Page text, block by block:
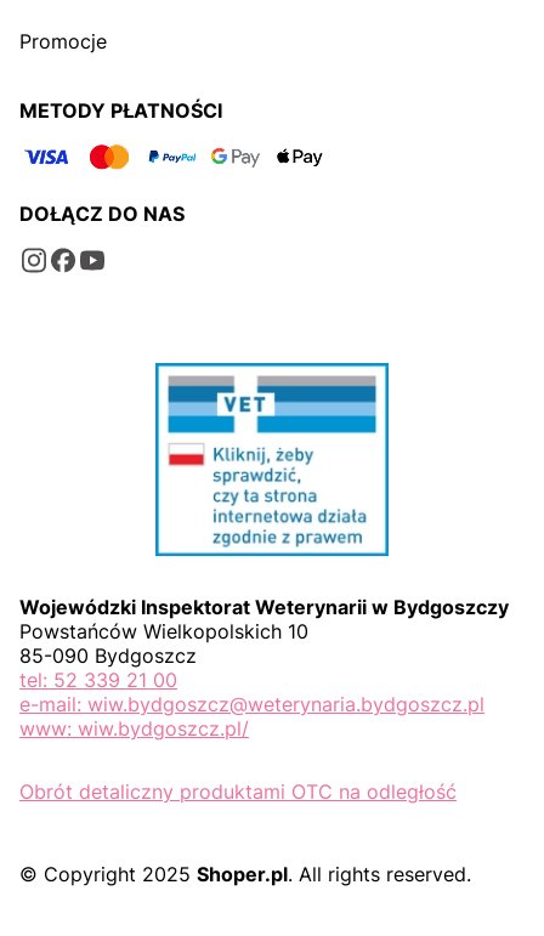
Promocje
METODY PŁATNOŚCI
DOŁĄCZ DO NAS
Wojewódzki Inspektorat Weterynarii w Bydgoszczy
Powstańców Wielkopolskich 10
85-090 Bydgoszcz
tel: 52 339 21 00
e-mail: wiw.bydgoszcz@weterynaria.bydgoszcz.pl
www: wiw.bydgoszcz.pl/
Obrót detaliczny produktami OTC na odległość
© Copyright 2025 Shoper.pl. All rights reserved.